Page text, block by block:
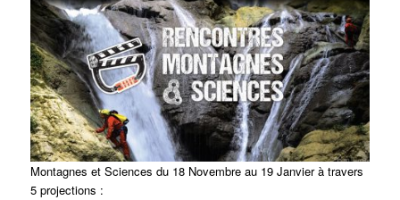
Montagnes et Sciences du 18 Novembre au 19 Janvier à travers
5 projections :